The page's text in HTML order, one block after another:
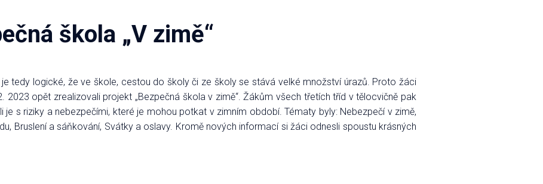
škola „V zimě“
je tedy logické, že ve škole, cestou do školy či ze školy se stává velké množství úrazů. Proto žáci
2023 opět zrealizovali projekt „Bezpečná škola v zimě“. Žákům všech třetích tříd v tělocvičně pak
je s riziky a nebezpečími, které je mohou potkat v zimním období. Tématy byly: Nebezpečí v zimě,
Bruslení a sáňkování, Svátky a oslavy. Kromě nových informací si žáci odnesli spoustu krásných